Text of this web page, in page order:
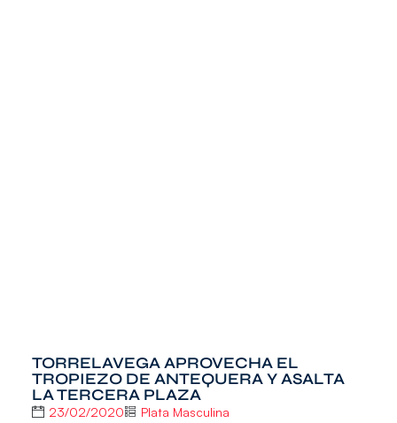
TORRELAVEGA APROVECHA EL
TROPIEZO DE ANTEQUERA Y ASALTA
LA TERCERA PLAZA
23/02/2020 Plata Masculina